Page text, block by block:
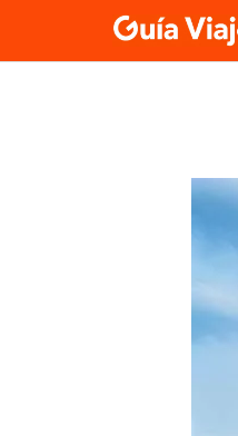
to